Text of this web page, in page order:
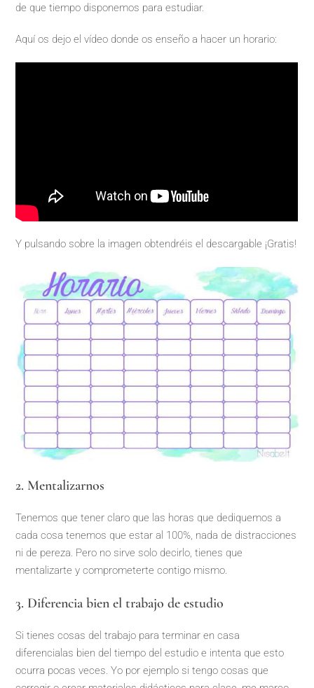
de que tiempo disponemos para estudiar.
Aquí os dejo el vídeo donde os enseño a hacer un horario:
Y pulsando sobre la imagen obtendréis el descargable ¡Gratis!
2. Mentalizarnos
Tenemos que tener claro que las horas que dediquemos a
cada cosa tenemos que estar al 100%, nada de distracciones
ni de pereza. Pero no sirve solo decirlo, tienes que
mentalizarte y comprometerte contigo mismo.
3. Diferencia bien el trabajo de estudio
Si tienes cosas del trabajo para terminar en casa
diferencialas bien del tiempo del estudio e intenta que esto
ocurra pocas veces. Yo por ejemplo si tengo cosas que